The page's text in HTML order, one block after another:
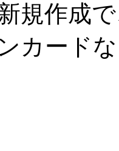
規作成
カード